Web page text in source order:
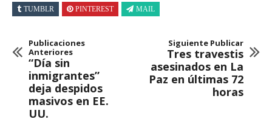
TUMBLR PINTEREST MAIL
Publicaciones
Anteriores
“Día sin
inmigrantes”
deja despidos
masivos en EE.
UU.
Siguiente Publicar
Tres travestis
asesinados en La
Paz en últimas 72
horas